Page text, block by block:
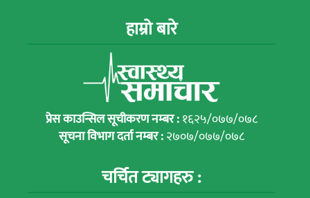
हाम्रो बारे
प्रेस काउन्सिल सूचीकरण नम्बर :१६२५/०७७/०७८
सूचना विभाग दर्ता नम्बर :२७०७/०७७/०७८
चर्चित ट्यागहरु :